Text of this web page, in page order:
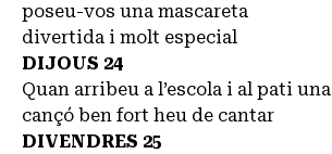
poseu-vos una mascareta
divertida i molt especial
DIJOUS 24
Quan arribeu a l’escola i al pati una
cançó ben fort heu de cantar
DIVENDRES 25